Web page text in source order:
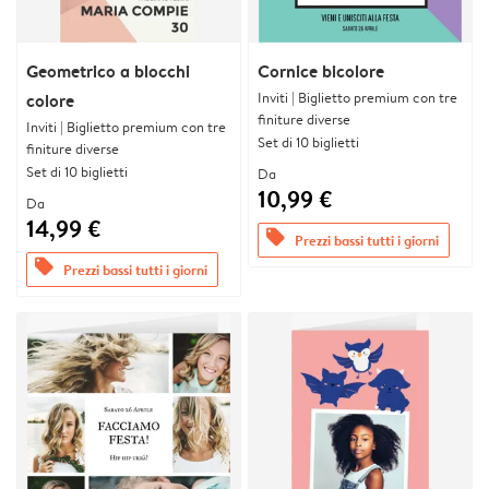
Geometrico a blocchi
colore
Inviti | Biglietto premium con tre
finiture diverse
Set di 10 biglietti
Da
14,99 €
offers Prezzi bassi tutti i giorni
Cornice bicolore
Inviti | Biglietto premium con tre
finiture diverse
Set di 10 biglietti
Da
10,99 €
offers Prezzi bassi tutti i giorni